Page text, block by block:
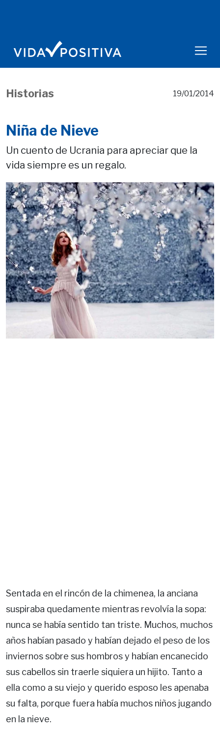
Historias 19/01/2014
Niña de Nieve
Un cuento de Ucrania para apreciar que la
vida siempre es un regalo.
Sentada en el rincón de la chimenea, la anciana
suspiraba quedamente mientras revolvía la sopa:
nunca se había sentido tan triste. Muchos, muchos
años habían pasado y habían dejado el peso de los
inviernos sobre sus hombros y habían encanecido
sus cabellos sin traerle siquiera un hijito. Tanto a
ella como a su viejo y querido esposo les apenaba
su falta, porque fuera había muchos niños jugando
en la nieve.